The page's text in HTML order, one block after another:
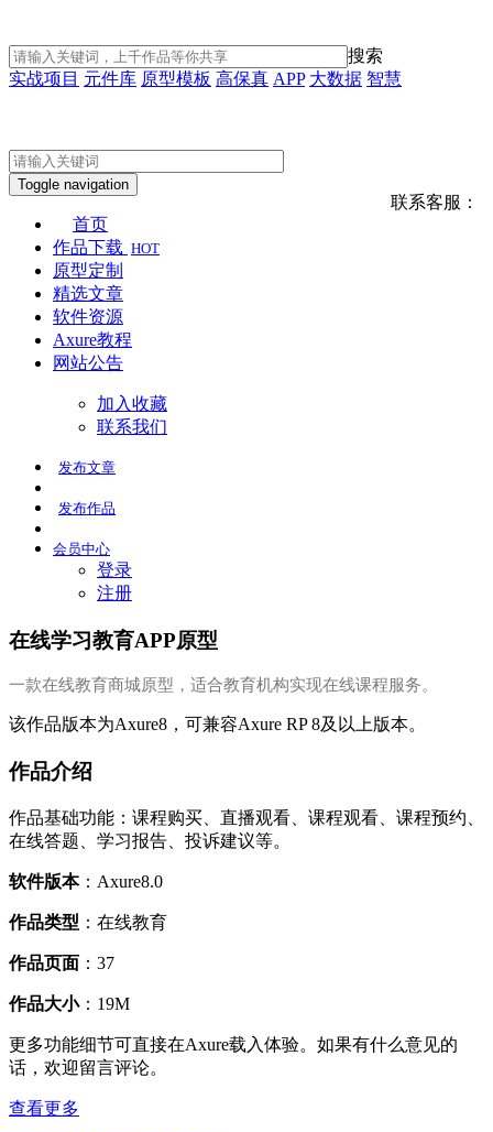
搜索
实战项目 元件库 原型模板 高保真 APP 大数据 智慧
联系客服：
Toggle navigation
首页
作品下载 HOT
原型定制
精选文章
软件资源
Axure教程
网站公告
加入收藏
联系我们
发布文章
发布作品
会员中心
登录
注册
在线学习教育APP原型
一款在线教育商城原型，适合教育机构实现在线课程服务。
该作品版本为Axure8，可兼容Axure RP 8及以上版本。
作品介绍
作品基础功能：课程购买、直播观看、课程观看、课程预约、
在线答题、学习报告、投诉建议等。
软件版本：Axure8.0
作品类型 ：在线教育
作品页面 ：37
作品大小：19M
更多功能细节可直接在Axure载入体验。如果有什么意见的
话，欢迎留言评论。
查看更多